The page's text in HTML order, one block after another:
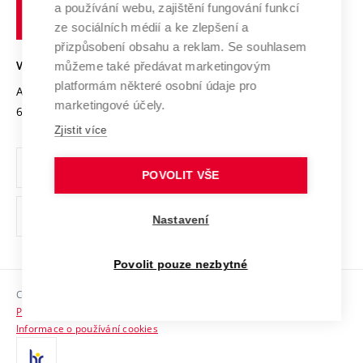
Transfer znalostí
Open Science
Projekty
Projekty ze strukturálních fondů
Specifický výzkum
Mezinárodní dohody
Univerzitní sítě
Podnikavá univerzita / ContriBUTe
Bezpečná univerzita
Vyznamenání
Organizační struktura
Ochrana osobních údajů
odkaz)
Sociální bezpečí
HR Award
technické
VYSOKÉ UČENÍ TECHNICKÉ V BRNĚ
Antonínská 548/1
602 00 Brno
www.vut.cz
vut@vutbr.cz
Copyright © 2026 VUT
Prohlášení o přístupnosti
Informace o používání cookies
a používání webu, zajištění fungování funkcí
ze sociálních médií a ke zlepšení a
přizpůsobení obsahu a reklam. Se souhlasem
můžeme také předávat marketingovým
platformám některé osobní údaje pro
marketingové účely.
Zjistit více
POVOLIT VŠE
Nastavení
Povolit pouze nezbytné